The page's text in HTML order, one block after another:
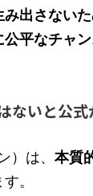
み出さない
平なチャ
ないと公式
）は、 本質
。